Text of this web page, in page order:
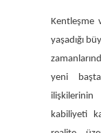
Kentleşme
yaşadığı
yeni
ilişkilerinin
kabiliyeti